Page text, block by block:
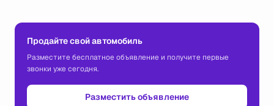
Продайте свой автомобиль
Разместите бесплатное объявление и получите первые
звонки уже сегодня.
Разместить объявление